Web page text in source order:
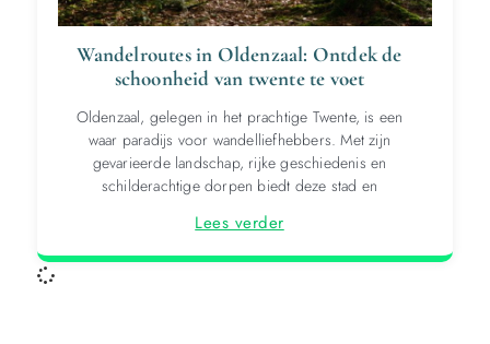
Wandelroutes in Oldenzaal: Ontdek de
schoonheid van twente te voet
Oldenzaal, gelegen in het prachtige Twente, is een
waar paradijs voor wandelliefhebbers. Met zijn
gevarieerde landschap, rijke geschiedenis en
schilderachtige dorpen biedt deze stad en
Lees verder